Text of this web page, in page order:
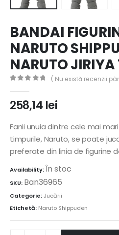
BANDAI
NARUTO
NARUTO
( Nu există recenzii
258,14 lei
Fanii unuia dintre cele mai
timpurile, Naruto, se poate
preferate din linia de figurine
Availability:În stoc
SKU: Ban36965
Categorie:Jucării
Etichetă: Naruto Shippuden